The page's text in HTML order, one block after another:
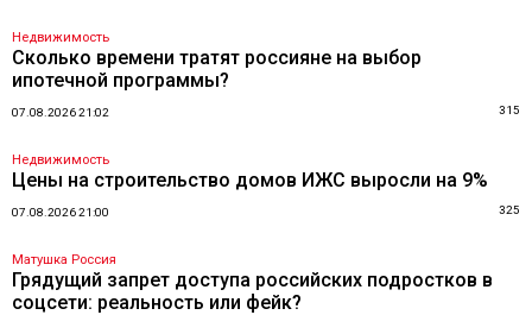
Недвижимость
Сколько времени тратят россияне на выбор
ипотечной программы?
07.08.2026 21:02 315
Недвижимость
Цены на строительство домов ИЖС выросли на 9%
07.08.2026 21:00 325
Матушка Россия
Грядущий запрет доступа российских подростков в
соцсети: реальность или фейк?